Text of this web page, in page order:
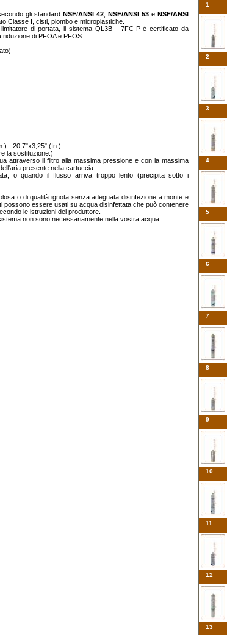
gli standard NSF/ANSI 42, NSF/ANSI 53e NSF/ANSI
Classe I, cisti, piombo e microplastiche.
di portata, il sistema QL3B - 7FC-P è certificato da
riduzione di PFOA e PFOS.
- 20,7"x3,25" (In.)
la sostituzione.)
attraverso il filtro alla massima pressione e con la massima
presente nella cartuccia.
o quando il flusso arriva troppo lento (precipita sotto i
o di qualità ignota senza adeguata disinfezione a monte e
possono essere usati su acqua disinfettata che può contenere
le istruzioni del produttore.
non sono necessariamente nella vostra acqua.
1
2
3
4
5
6
7
8
9
10
11
12
13